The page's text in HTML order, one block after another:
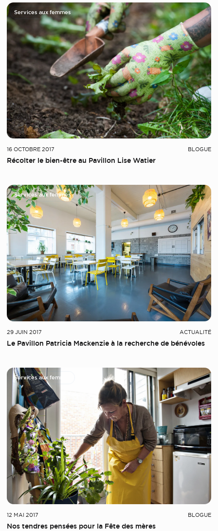
Services aux femmes
16 OCTOBRE 2017 BLOGUE
Récolter le bien-être au Pavillon Lise Watier
Services aux femmes
29 JUIN 2017 ACTUALITÉ
Le Pavillon Patricia Mackenzie à la recherche de bénévoles
Services aux femmes
12 MAI 2017 BLOGUE
Nos tendres pensées pour la Fête des mères